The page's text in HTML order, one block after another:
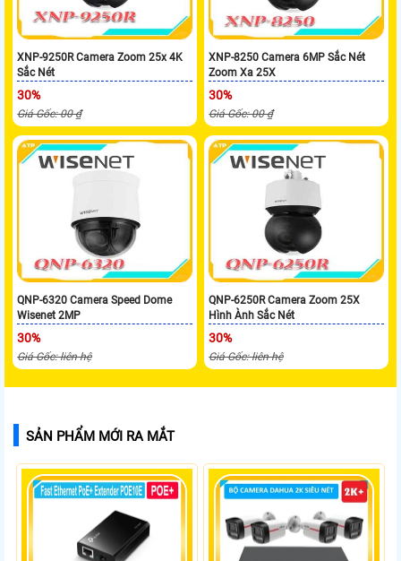
XNP-9250R Camera Zoom 25x 4K
Sắc Nét
30%
Giá Gốc: 00 ₫
XNP-8250 Camera 6MP Sắc Nét
Zoom Xa 25X
30%
Giá Gốc: 00 ₫
QNP-6320 Camera Speed Dome
Wisenet 2MP
30%
Giá Gốc: liên hệ
QNP-6250R Camera Zoom 25X
Hình Ành Sắc Nét
30%
Giá Gốc: liên hệ
SẢN PHẨM MỚI RA MẮT